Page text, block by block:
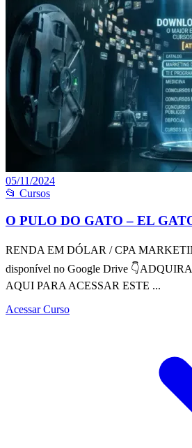
05/11/2024
📂 Cursos
O PULO DO GATO – EL
RENDA EM DÓLAR / CPA
disponível no Google Drive
AQUI PARA ACESSAR ESTE ...
Acessar Curso